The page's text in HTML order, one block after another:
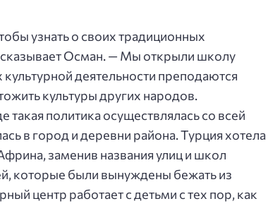
узнать о своих традиционных
Осман. — Мы открыли школу
деятельности преподаются
культуры других народов.
политика осуществлялась со всей
в город и деревни района. Турция хотела
заменив названия улиц и школ
которые были вынуждены бежать из
центр работает с детьми с тех пор, как